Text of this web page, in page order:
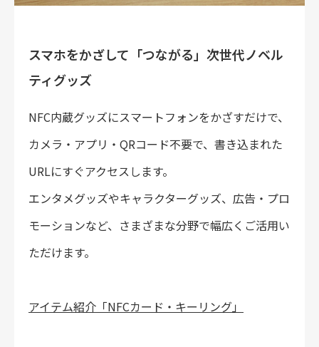
スマホをかざして「つながる」次世代ノベル
ティグッズ
NFC内蔵グッズにスマートフォンをかざすだけで、
カメラ・アプリ・QRコード不要で、書き込まれた
URLにすぐアクセスします。
エンタメグッズやキャラクターグッズ、広告・プロ
モーションなど、さまざまな分野で幅広くご活用い
ただけます。
アイテム紹介「NFCカード ・ キーリング」